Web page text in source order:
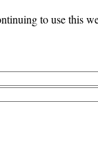
to use this